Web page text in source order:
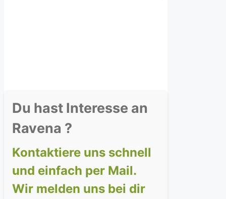
Du hast Interesse an
Ravena ?
Kontaktiere uns schnell
und einfach per Mail.
Wir melden uns bei dir